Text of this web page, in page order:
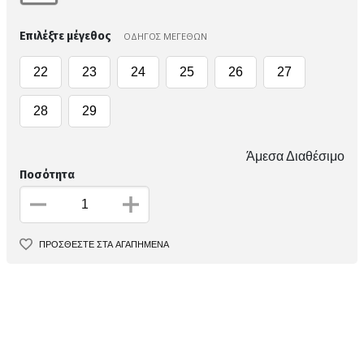
Επιλέξτε μέγεθος ΟΔΗΓΟΣ ΜΕΓΕΘΩΝ
22 23 24 25 26 27
28 29
Άμεσα Διαθέσιμο
Ποσότητα
ΠΡΟΣΘΕΣΤΕ ΣΤΑ ΑΓΑΠΗΜΕΝΑ